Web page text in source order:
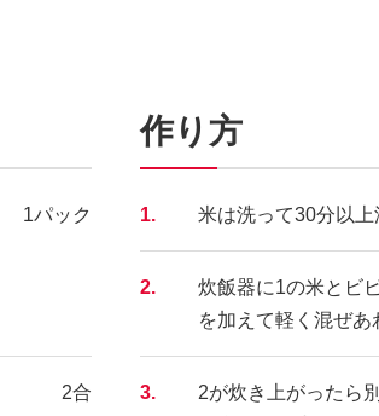
1パック
2合
作り方
1. 米は洗って30分以上
2.
炊飯器に1の米とビ
を加えて軽く混ぜあ
3.
2が炊き上がったら